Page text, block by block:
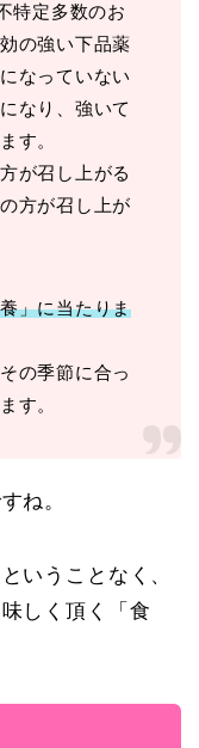
特定多数のお
の強い下品薬
なっていない
なり、強いて
す。
が召し上がる
方が召し上が
」に当たりま
の季節に合っ
す。
ね。
いうことなく、
しく頂く「食